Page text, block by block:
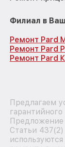
Филиал в
Ремонт Pard
Ремонт Pard
Ремонт Pard
Предлагаем
Предложение
Статьи